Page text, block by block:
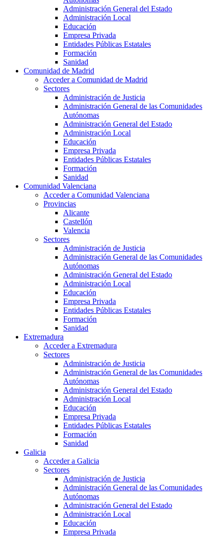
Administración General del Estado
Administración Local
Educación
Empresa Privada
Entidades Públicas Estatales
Formación
Sanidad
Comunidad de Madrid
Acceder a Comunidad de Madrid
Sectores
Administración de Justicia
Administración General de las Comunidades
Autónomas
Administración General del Estado
Administración Local
Educación
Empresa Privada
Entidades Públicas Estatales
Formación
Sanidad
Comunidad Valenciana
Acceder a Comunidad Valenciana
Provincias
Alicante
Castellón
Valencia
Sectores
Administración de Justicia
Administración General de las Comunidades
Autónomas
Administración General del Estado
Administración Local
Educación
Empresa Privada
Entidades Públicas Estatales
Formación
Sanidad
Extremadura
Acceder a Extremadura
Sectores
Administración de Justicia
Administración General de las Comunidades
Autónomas
Administración General del Estado
Administración Local
Educación
Empresa Privada
Entidades Públicas Estatales
Formación
Sanidad
Galicia
Acceder a Galicia
Sectores
Administración de Justicia
Administración General de las Comunidades
Autónomas
Administración General del Estado
Administración Local
Educación
Empresa Privada